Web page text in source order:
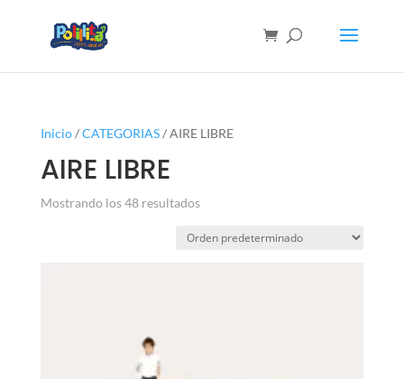
Inicio/CATEGORIAS/ AIRE LIBRE
AIRE LIBRE
Mostrando los 48 resultados